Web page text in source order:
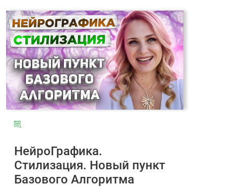
НейроГрафика.
Стилизация. Новый пункт
Базового Алгоритма